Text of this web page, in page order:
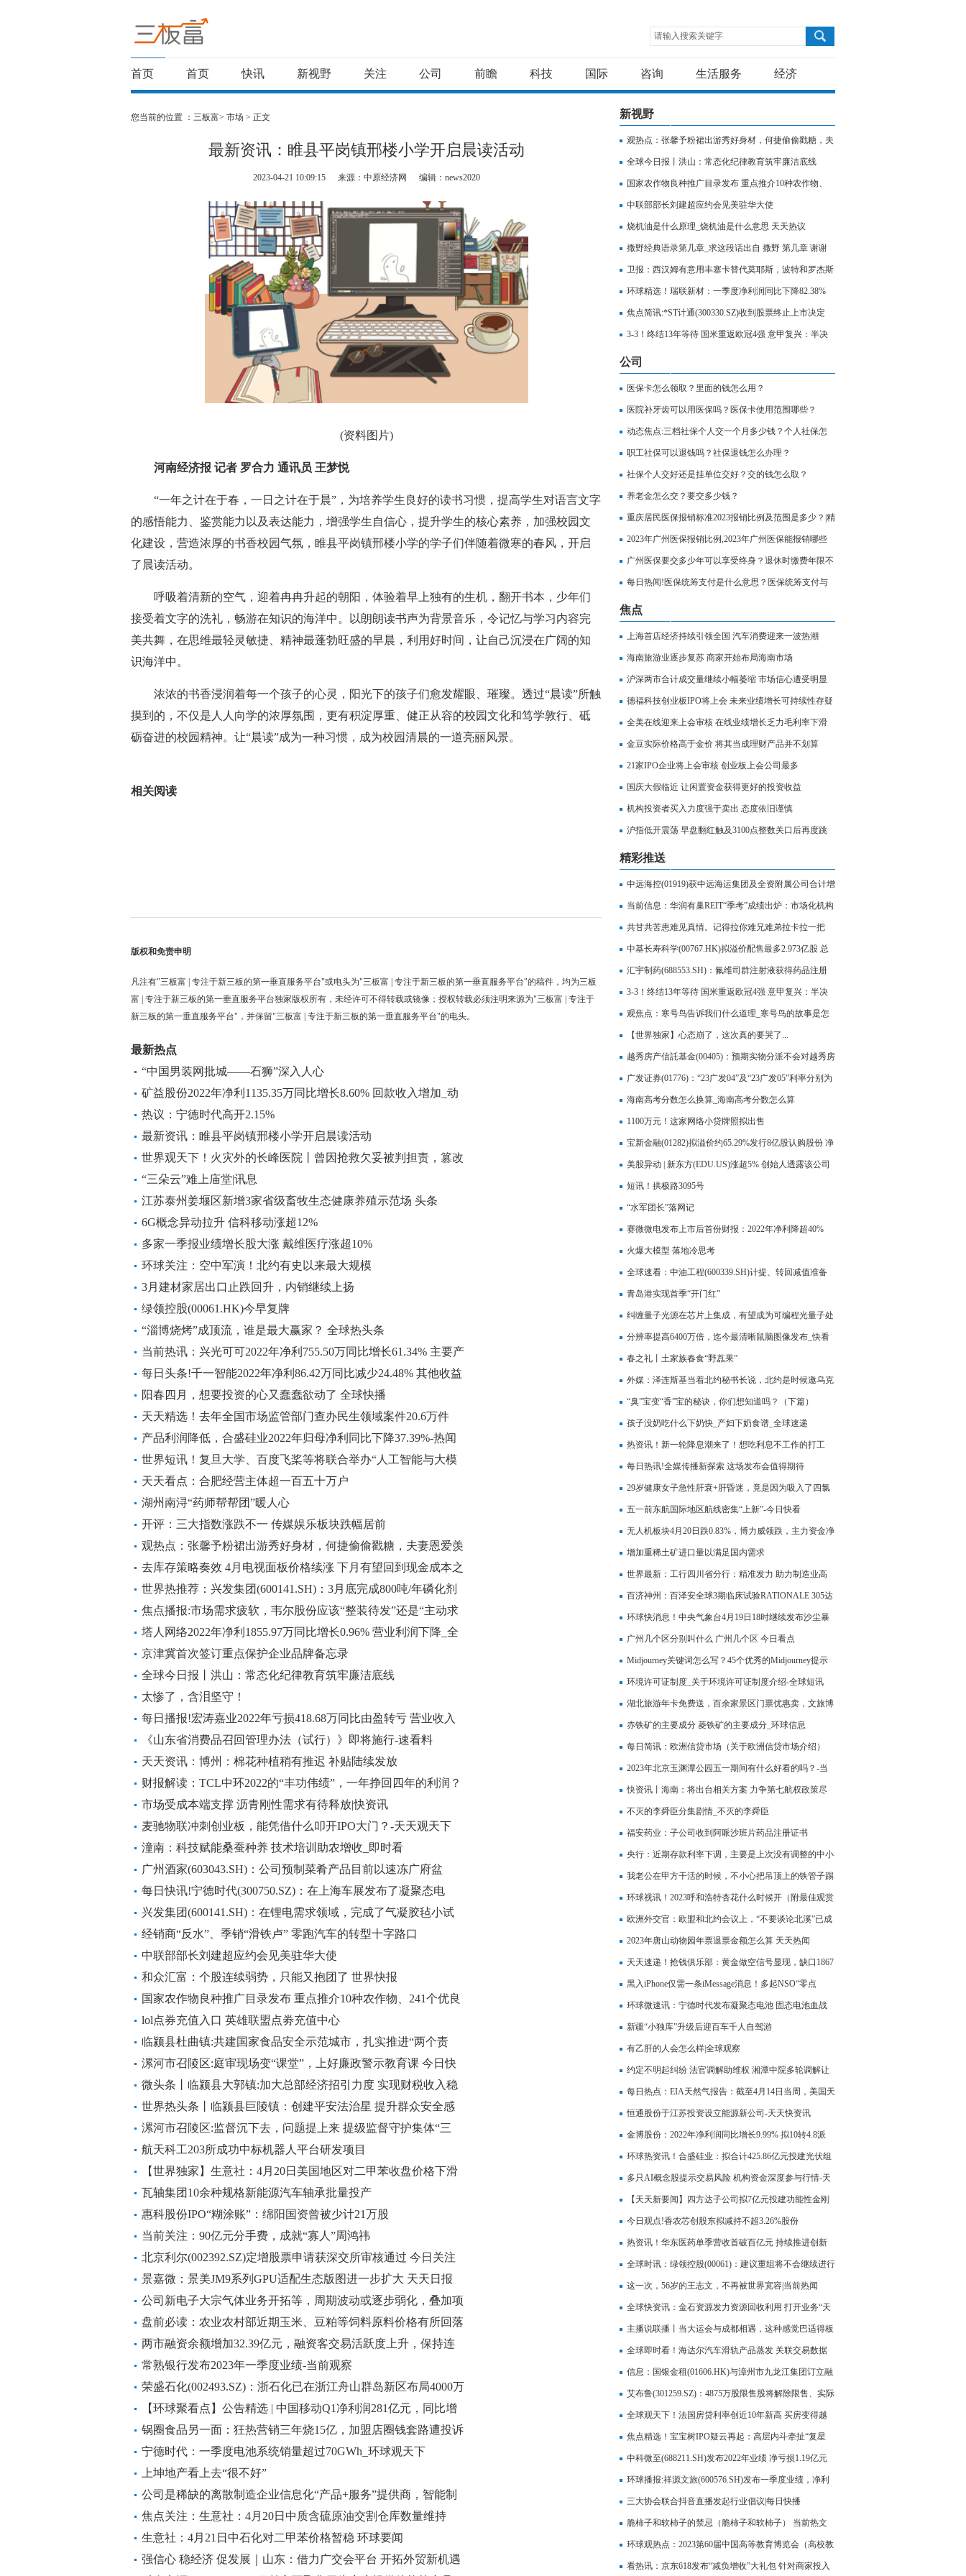
请输入搜索关键字
首页 首页 快讯 新视野 关注 公司 前瞻 科技 国际 咨询 生活服务 经济
您当前的位置 ： 三板富> 市场 > 正文
最新资讯：睢县平岗镇邢楼小学开启晨读活动
2023-04-21 10:09:15 来源：中原经济网 编辑：news2020
(资料图片)
河南经济报 记者 罗合力 通讯员 王梦悦
“一年之计在于春，一日之计在于晨”，为培养学生良好的读书习惯，提高学生对语言文字
的感悟能力、鉴赏能力以及表达能力，增强学生自信心，提升学生的核心素养，加强校园文
化建设，营造浓厚的书香校园气氛，睢县平岗镇邢楼小学的学子们伴随着微寒的春风，开启
了晨读活动。
呼吸着清新的空气，迎着冉冉升起的朝阳，体验着早上独有的生机，翻开书本，少年们
接受着文字的洗礼，畅游在知识的海洋中。以朗朗读书声为背景音乐，令记忆与学习内容完
美共舞，在思维最轻灵敏捷、精神最蓬勃旺盛的早晨，利用好时间，让自己沉浸在广阔的知
识海洋中。
浓浓的书香浸润着每一个孩子的心灵，阳光下的孩子们愈发耀眼、璀璨。透过“晨读”所触
摸到的，不仅是人人向学的浓厚氛围，更有积淀厚重、健正从容的校园文化和笃学敦行、砥
砺奋进的校园精神。让“晨读”成为一种习惯，成为校园清晨的一道亮丽风景。
相关阅读
版权和免责申明
凡注有"三板富 | 专注于新三板的第一垂直服务平台"或电头为"三板富 | 专注于新三板的第一垂直服务平台"的稿件，均为三板
富 | 专注于新三板的第一垂直服务平台独家版权所有，未经许可不得转载或镜像；授权转载必须注明来源为"三板富 | 专注于
新三板的第一垂直服务平台"，并保留"三板富 | 专注于新三板的第一垂直服务平台"的电头。
最新热点
“中国男装网批城——石狮”深入人心
矿益股份2022年净利1135.35万同比增长8.60% 回款收入增加_动
态
热议：宁德时代高开2.15%
最新资讯：睢县平岗镇邢楼小学开启晨读活动
世界观天下！火灾外的长峰医院丨曾因抢救欠妥被判担责，篡改
病历致医疗过错无法鉴定
“三朵云”难上庙堂|讯息
江苏泰州姜堰区新增3家省级畜牧生态健康养殖示范场 头条
6G概念异动拉升 信科移动涨超12%
多家一季报业绩增长股大涨 戴维医疗涨超10%
环球关注：空中军演！北约有史以来最大规模
3月建材家居出口止跌回升，内销继续上扬
绿领控股(00061.HK)今早复牌
“淄博烧烤”成顶流，谁是最大赢家？ 全球热头条
当前热讯：兴光可可2022年净利755.50万同比增长61.34% 主要产
品毛利提升
每日头条!千一智能2022年净利86.42万同比减少24.48% 其他收益
减少
阳春四月，想要投资的心又蠢蠢欲动了 全球快播
天天精选！去年全国市场监管部门查办民生领域案件20.6万件
产品利润降低，合盛硅业2022年归母净利同比下降37.39%-热闻
世界短讯！复旦大学、百度飞桨等将联合举办“人工智能与大模
型”师资培训
天天看点：合肥经营主体超一百五十万户
湖州南浔“药师帮帮团”暖人心
开评：三大指数涨跌不一 传媒娱乐板块跌幅居前
观热点：张馨予粉裙出游秀好身材，何捷偷偷戳糖，夫妻恩爱羡
慕
去库存策略奏效 4月电视面板价格续涨 下月有望回到现金成本之
上
世界热推荐：兴发集团(600141.SH)：3月底完成800吨/年磷化剂
工业化试验装置项目建设，目前产品订单充足
焦点播报:市场需求疲软，韦尔股份应该“整装待发”还是“主动求
变”？
塔人网络2022年净利1855.97万同比增长0.96% 营业利润下降_全
球播报
京津冀首次签订重点保护企业品牌备忘录
全球今日报丨洪山：常态化纪律教育筑牢廉洁底线
太惨了，含泪坚守！
每日播报!宏涛嘉业2022年亏损418.68万同比由盈转亏 营业收入
减少
《山东省消费品召回管理办法（试行）》即将施行-速看料
天天资讯：博州：棉花种植稍有推迟 补贴陆续发放
财报解读：TCL中环2022的“丰功伟绩”，一年挣回四年的利润？
市场受成本端支撑 沥青刚性需求有待释放|快资讯
麦驰物联冲刺创业板，能凭借什么叩开IPO大门？-天天观天下
潼南：科技赋能桑蚕种养 技术培训助农增收_即时看
广州酒家(603043.SH)：公司预制菜肴产品目前以速冻广府盆
菜、广式熟食等产品为主_天天快资讯
每日快讯!宁德时代(300750.SZ)：在上海车展发布了凝聚态电
池，车规级应用版本可在今年内具备量产能力，正在进行民用电
动载人飞机项目的合作开发
兴发集团(600141.SH)：在锂电需求领域，完成了气凝胶毡小试
工艺技术开发
经销商“反水”、季销“滑铁卢” 零跑汽车的转型十字路口
中联部部长刘建超应约会见美驻华大使
和众汇富：个股连续弱势，只能又抱团了 世界快报
国家农作物良种推广目录发布 重点推介10种农作物、241个优良
品种
lol点券充值入口 英雄联盟点劵充值中心
临颍县杜曲镇:共建国家食品安全示范城市，扎实推进“两个责
任”落细落实
漯河市召陵区:庭审现场变“课堂”，上好廉政警示教育课 今日快
看
微头条丨临颍县大郭镇:加大总部经济招引力度 实现财税收入稳
定增长
世界热头条丨临颍县巨陵镇：创建平安法治星 提升群众安全感
漯河市召陵区:监督沉下去，问题提上来 提级监督守护集体“三
资”
航天科工203所成功中标机器人平台研发项目
【世界独家】生意社：4月20日美国地区对二甲苯收盘价格下滑
瓦轴集团10余种规格新能源汽车轴承批量投产
惠科股份IPO“糊涂账”：绵阳国资曾被少计21万股
当前关注：90亿元分手费，成就“寡人”周鸿祎
北京利尔(002392.SZ)定增股票申请获深交所审核通过 今日关注
景嘉微：景美JM9系列GPU适配生态版图进一步扩大 天天日报
公司新电子大宗气体业务开拓等，周期波动或逐步弱化，叠加项
目投运和明星产品起量，构筑未来增长的三大动力，今年或是公
司盈利弹性最大的一年——4月21日研报挖矿
盘前必读：农业农村部近期玉米、豆粕等饲料原料价格有所回落
两市融资余额增加32.39亿元，融资客交易活跃度上升，保持连
续4日净买入
常熟银行发布2023年一季度业绩-当前观察
荣盛石化(002493.SZ)：浙石化已在浙江舟山群岛新区布局4000万
吨/年炼化一体化项目 观焦点
【环球聚看点】公告精选 | 中国移动Q1净利润281亿元，同比增
长9.5%；融创中国超过75%债务持有人加入重组支持
锅圈食品另一面：狂热营销三年烧15亿，加盟店圈钱套路遭投诉
众多
宁德时代：一季度电池系统销量超过70GWh_环球观天下
上坤地产看上去“很不好”
公司是稀缺的离散制造企业信息化“产品+服务”提供商，智能制
造业务乘行业东风，有望持续高增，泛ERP业务有望稳步增长
——4月21日研报挖矿
焦点关注：生意社：4月20日中质含硫原油交割仓库数量维持
生意社：4月21日中石化对二甲苯价格暂稳 环球要闻
强信心 稳经济 促发展｜山东：借力广交会平台 开拓外贸新机遇
新视野
观热点：张馨予粉裙出游秀好身材，何捷偷偷戳糖，夫
妻恩爱羡慕
全球今日报丨洪山：常态化纪律教育筑牢廉洁底线
国家农作物良种推广目录发布 重点推介10种农作物、
241个优良品种
中联部部长刘建超应约会见美驻华大使
烧机油是什么原理_烧机油是什么意思 天天热议
撒野经典语录第几章_求这段话出自 撒野 第几章 谢谢
卫报：西汉姆有意用丰塞卡替代莫耶斯，波特和罗杰斯
也在考虑范围
环球精选！瑞联新材：一季度净利润同比下降82.38%
焦点简讯:*ST计通(300330.SZ)收到股票终止上市决定
3-3！终结13年等待 国米重返欧冠4强 意甲复兴：半决
赛上演米兰德比
公司
医保卡怎么领取？里面的钱怎么用？
医院补牙齿可以用医保吗？医保卡使用范围哪些？
动态焦点:三档社保个人交一个月多少钱？个人社保怎
么查询？
职工社保可以退钱吗？社保退钱怎么办理？
社保个人交好还是挂单位交好？交的钱怎么取？
养老金怎么交？要交多少钱？
重庆居民医保报销标准2023报销比例及范围是多少？|精
选
2023年广州医保报销比例,2023年广州医保能报销哪些
费用
广州医保要交多少年可以享受终身？退休时缴费年限不
满怎么办？ 观点
每日热闻!医保统筹支付是什么意思？医保统筹支付与
医保个人账户的区别
焦点
上海首店经济持续引领全国 汽车消费迎来一波热潮
海南旅游业逐步复苏 商家开始布局海南市场
沪深两市合计成交量继续小幅萎缩 市场信心遭受明显
打击
德福科技创业板IPO将上会 未来业绩增长可持续性存疑
全美在线迎来上会审核 在线业绩增长乏力毛利率下滑
金豆实际价格高于金价 将其当成理财产品并不划算
21家IPO企业将上会审核 创业板上会公司最多
国庆大假临近 让闲置资金获得更好的投资收益
机构投资者买入力度强于卖出 态度依旧谨慎
沪指低开震荡 早盘翻红触及3100点整数关口后再度跳
水
精彩推送
中远海控(01919)获中远海运集团及全资附属公司合计增
持约2.16亿股 涉资22.1亿元-世界消息
当前信息：华润有巢REIT“季考”成绩出炉：市场化机构
运营赋能业绩提升
共甘共苦患难见真情。记得拉你难兄难弟拉卡拉一把
哦！[滴汗][滴汗][滴汗][捂脸
中基长寿科学(00767.HK)拟溢价配售最多2.973亿股 总
筹1456.77万港元 世界热议
汇宇制药(688553.SH)：氟维司群注射液获得药品注册
证书 环球实时
3-3！终结13年等待 国米重返欧冠4强 意甲复兴：半决
赛上演米兰德比
观焦点：寒号鸟告诉我们什么道理_寒号鸟的故事是怎
样的
【世界独家】心态崩了，这次真的要哭了...
越秀房产信託基金(00405)：预期实物分派不会对越秀房
产基金的业务及经营产生任何重大负面影响_全球要闻
广发证券(01776)：“23广发04”及“23广发05”利率分别为
3.06%和3.21%|天天快看
海南高考分数怎么换算_海南高考分数怎么算
1100万元！这家网络小贷牌照拟出售
宝新金融(01282)拟溢价约65.29%发行8亿股认购股份 净
筹约2.247亿港元_焦点讯息
美股异动 | 新东方(EDU.US)涨超5% 创始人透露该公司
正在布局文旅产业 环球快讯
短讯！拱极路3095号
“水军团长”落网记
赛微微电发布上市后首份财报：2022年净利降超40%
火爆大模型 落地冷思考
全球速看：中油工程(600339.SH)计提、转回减值准备
将减少公司2022年利润总额7.11亿元
青岛港实现首季“开门红”
纠缠量子光源在芯片上集成，有望成为可编程光量子处
理器基本组件
分辨率提高6400万倍，迄今最清晰鼠脑图像发布_快看
点
春之礼丨土家族春食“野藠果”
外媒：泽连斯基当着北约秘书长说，北约是时候邀乌克
兰加入了
“臭”宝变“香”宝的秘诀，你们想知道吗？（下篇）
孩子没奶吃什么下奶快_产妇下奶食谱_全球速递
热资讯！新一轮降息潮来了！想吃利息不工作的打工
人，醒醒！
每日热讯!全媒传播新探索 这场发布会值得期待
29岁健康女子急性肝衰+肝昏迷，竟是因为吸入了四氯
乙烯-焦点热讯
五一前东航国际地区航线密集“上新”-今日快看
无人机板块4月20日跌0.83%，博力威领跌，主力资金净
流出8.74亿元_环球简讯
增加重稀土矿进口量以满足国内需求
世界最新：工行四川省分行：精准发力 助力制造业高
质量发展
百济神州：百泽安全球3期临床试验RATIONALE 305达
到主要终点|快消息
环球快消息！中央气象台4月19日18时继续发布沙尘暴
蓝色预警
广州几个区分别叫什么 广州几个区 今日看点
Midjourney关键词怎么写？45个优秀的Midjourney提示
词分享-世界热推荐
环境许可证制度_关于环境许可证制度介绍-全球短讯
湖北旅游年卡免费送，百余家景区门票优惠卖，文旅博
览会线上直播间惊喜多_天天滚动
赤铁矿的主要成分 菱铁矿的主要成分_环球信息
每日简讯：欧洲信贷市场（关于欧洲信贷市场介绍）
2023年北京玉渊潭公园五一期间有什么好看的吗？-当
前资讯
快资讯丨海南：将出台相关方案 力争第七航权政策尽
早落地
不灭的李舜臣分集剧情_不灭的李舜臣
福安药业：子公司收到阿哌沙班片药品注册证书
央行：近期存款利率下调，主要是上次没有调整的中小
银行补充下调
我老公在甲方干活的时候，不小心把吊顶上的铁管子踢
下来了，划伤了展厅里最贵的电视
环球视讯！2023呼和浩特杏花什么时候开（附最佳观赏
期）
欧洲外交官：欧盟和北约会议上，“不要谈论北溪”已成
为不成文的规矩-天天讯息
2023年唐山动物园年票退票金额怎么算 天天热闻
天天速递！抢钱俱乐部：黄金做空信号显现，缺口1867
进行中！
黑入iPhone仅需一条iMessage消息！多起NSO“零点
击”攻击曝光 全球快播报
环球微速讯：宁德时代发布凝聚态电池 固态电池血战
开启 且看鹿死谁手！
新疆“小独库”升级后迎百车千人自驾游
有乙肝的人会怎么样|全球观察
约定不明起纠纷 法官调解助维权 湘潭中院多轮调解让
16名劳动者拿到工资_今日关注
每日热点：EIA天然气报告：截至4月14日当周，美国天
然气库存总量为19300亿立方英尺，较此前一周增加750
亿立方英尺，较去年同期增加4880亿立方英尺，同比增
幅33.8%，同时较5年均值高3290亿立方英尺，增幅
20.5%
恒通股份于江苏投资设立能源新公司-天天快资讯
金博股份：2022年净利润同比增长9.99% 拟10转4.8派
2.5元
环球热资讯！合盛硅业：拟合计425.86亿元投建光伏组
件、光伏玻璃及高纯晶硅项目
多只AI概念股提示交易风险 机构资金深度参与行情-天
天时讯
【天天新要闻】四方达子公司拟7亿元投建功能性金刚
石生产基地项目
今日观点!香农芯创股东拟减持不超3.26%股份
热资讯！华东医药单季营收首破百亿元 持续推进创新
研发投入
全球时讯：绿领控股(00061)：建议重组将不会继续进行
4月21日复牌
这一次，56岁的王志文，不再被世界宽容|当前热闻
全球快资讯：金石资源发力资源回收利用 打开业务“天
花板”
主播说联播丨当大运会与成都相遇，这种感觉巴适得板
全球即时看！海达尔汽车滑轨产品蒸发 关联交易数据
频调整或会计基础薄弱
信息：国银金租(01606.HK)与漳州市九龙江集团订立融
资租赁安排
艾布鲁(301259.SZ)：4875万股限售股将解除限售、实际
可上市流通的为2726.25万股_今日精选
全球观天下！法国房贷利率创近10年新高 买房变得越
来越难
焦点精选！宝宝树IPO疑云再起：高层内斗牵扯“复星
系” 自辩正常经营
中科微至(688211.SH)发布2022年业绩 净亏损1.19亿元
同比由盈转亏 每日消息
环球播报:祥源文旅(600576.SH)发布一季度业绩，净利
润2483万元
三大协会联合抖音直播发起行业倡议|每日快播
脆柿子和软柿子的禁忌（脆柿子和软柿子） 当前热文
环球观热点：2023第60届中国高等教育博览会（高校教
学科研设备展 ）
看热讯：京东618发布“减负增收”大礼包 针对商家投入